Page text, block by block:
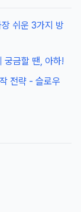
쉬운 3가지 방
궁금할 땐, 아하!
전략 - 슬로우